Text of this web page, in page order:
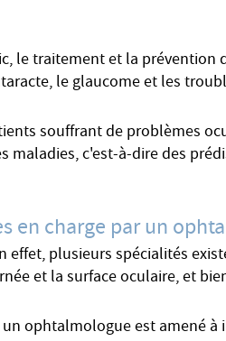
le traitement et la prévention
le glaucome et les
souffrant de problèmes
maladies, c'est-à-dire des
en charge par un
effet, plusieurs spécialités
et la surface oculaire, et
ophtalmologue est amené